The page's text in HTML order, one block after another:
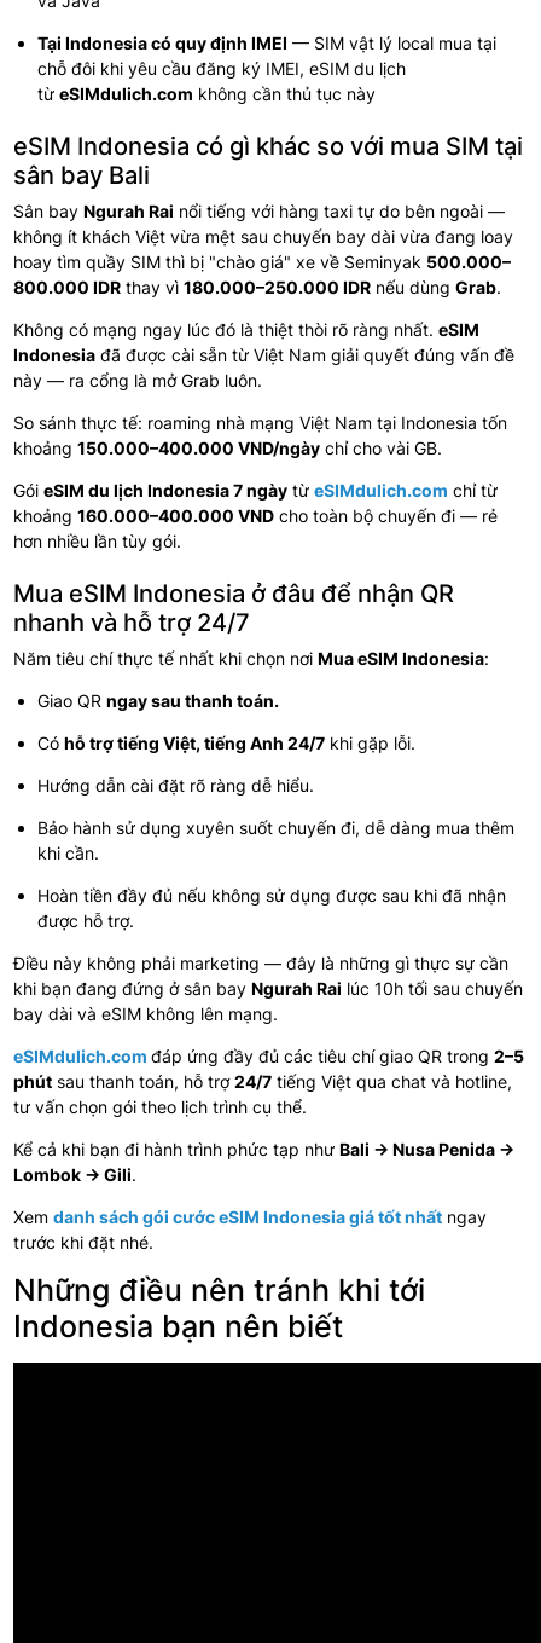
Tại Indonesia có quy định IMEI — SIM vật lý local mua tại
chỗ đôi khi yêu cầu đăng ký IMEI, eSIM du lịch
từ eSIMdulich.com không cần thủ tục này
eSIM Indonesia có gì khác so với mua SIM tại
sân bay Bali
Sân bay Ngurah Rai nổi tiếng với hàng taxi tự do bên ngoài —
không ít khách Việt vừa mệt sau chuyến bay dài vừa đang loay
hoay tìm quầy SIM thì bị "chào giá" xe về Seminyak 500.000–
800.000 IDR thay vì 180.000–250.000 IDR nếu dùng Grab.
Không có mạng ngay lúc đó là thiệt thòi rõ ràng nhất. eSIM
Indonesia đã được cài sẵn từ Việt Nam giải quyết đúng vấn đề
này — ra cổng là mở Grab luôn.
So sánh thực tế: roaming nhà mạng Việt Nam tại Indonesia tốn
khoảng 150.000–400.000 VND/ngày chỉ cho vài GB.
Gói eSIM du lịch Indonesia 7 ngày từ eSIMdulich.com chỉ từ
khoảng 160.000–400.000 VND cho toàn bộ chuyến đi — rẻ
hơn nhiều lần tùy gói.
Mua eSIM Indonesia ở đâu để nhận QR
nhanh và hỗ trợ 24/7
Năm tiêu chí thực tế nhất khi chọn nơi Mua eSIM Indonesia:
Giao QR ngay sau thanh toán.
Có hỗ trợ tiếng Việt, tiếng Anh 24/7 khi gặp lỗi.
Hướng dẫn cài đặt rõ ràng dễ hiểu.
Bảo hành sử dụng xuyên suốt chuyến đi, dễ dàng mua thêm
khi cần.
Hoàn tiền đầy đủ nếu không sử dụng được sau khi đã nhận
được hỗ trợ.
Điều này không phải marketing — đây là những gì thực sự cần
khi bạn đang đứng ở sân bay Ngurah Rai lúc 10h tối sau chuyến
bay dài và eSIM không lên mạng.
eSIMdulich.com đáp ứng đầy đủ các tiêu chí giao QR trong 2–5
phút sau thanh toán, hỗ trợ 24/7 tiếng Việt qua chat và hotline,
tư vấn chọn gói theo lịch trình cụ thể.
Kể cả khi bạn đi hành trình phức tạp như Bali → Nusa Penida →
Lombok → Gili.
Xem danh sách gói cước eSIM Indonesia giá tốt nhất ngay
trước khi đặt nhé.
Những điều nên tránh khi tới
Indonesia bạn nên biết